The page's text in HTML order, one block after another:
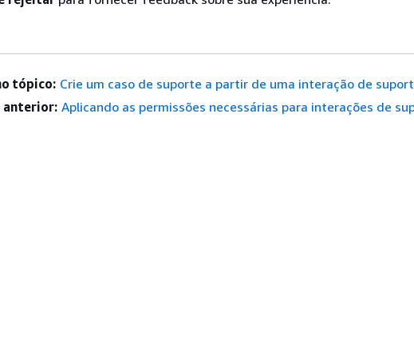
tópico: Crie um caso de suporte a partir de uma interação de
anterior: Aplicando as permissões necessárias para interações de